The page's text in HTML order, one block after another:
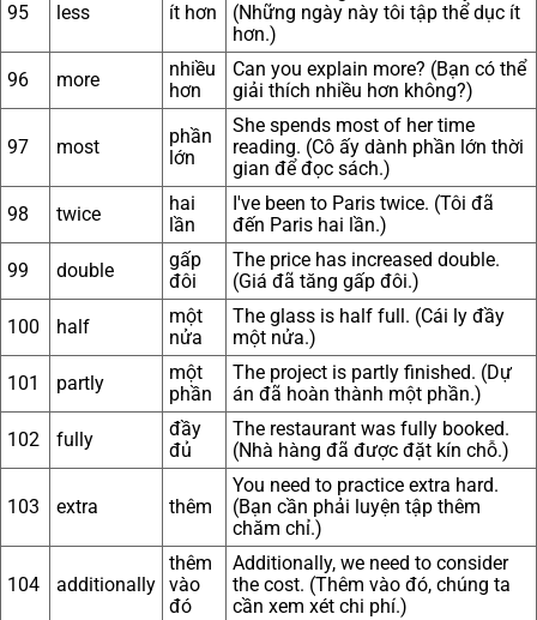
95 less ít hơn
(Những ngày này tôi tập thể dục ít
hơn.)
96
more
nhiều
hơn
Can you explain more? (Bạn có thể
giải thích nhiều hơn không?)
97 most
phần
lớn
She spends most of her time
reading. (Cô ấy dành phần lớn thời
gian để đọc sách.)
98
twice
hai
lần
I've been to Paris twice. (Tôi đã
đến Paris hai lần.)
99
double
gấp
đôi
The price has increased double.
(Giá đã tăng gấp đôi.)
100
half
một
nửa
The glass is half full. (Cái ly đầy
một nửa.)
101
partly
một
phần
The project is partly finished. (Dự
án đã hoàn thành một phần.)
102
fully
đầy
đủ
The restaurant was fully booked.
(Nhà hàng đã được đặt kín chỗ.)
103 extra thêm
You need to practice extra hard.
(Bạn cần phải luyện tập thêm
chăm chỉ.)
104 additionally
thêm
vào
đó
Additionally, we need to consider
the cost. (Thêm vào đó, chúng ta
cần xem xét chi phí.)